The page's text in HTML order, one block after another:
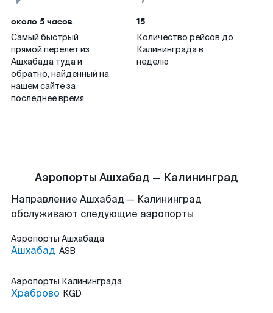
около 5 часов
Самый быстрый
прямой перелет из
Ашхабада туда и
обратно, найденный на
нашем сайте за
последнее время
15
Количество рейсов до
Калининграда в
неделю
Аэропорты Ашхабад — Калининград
Направление Ашхабад — Калининград
обслуживают следующие аэропорты
Аэропорты Ашхабада
Ашхабад ASB
Аэропорты Калининграда
Храброво KGD